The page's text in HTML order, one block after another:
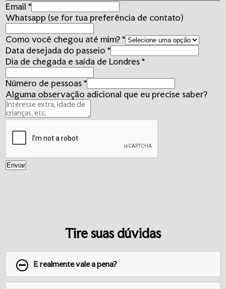
Como
*
até
Email*
Whatsapp (se for tua preferência de contato)
Como você chegou até mim?*
Data desejada do passeio*
Dia de chegada e saída de Londres*
Número de pessoas*
Alguma observação adicional que eu precise saber?
Enviar
Tire suas dúvidas
E realmente vale a pena?